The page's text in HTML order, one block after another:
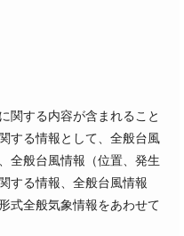
関する内容が含まれること
する情報として、全般台風
全般台風情報（位置、発生
する情報、全般台風情報
式全般気象情報をあわせて